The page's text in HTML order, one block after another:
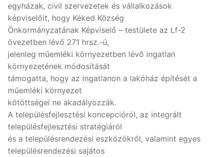
egyházak, civil szervezetek és vállalkozások
képviselőit, hogy Kéked Község
Önkormányzatának Képviselő – testülete az Lf-2
övezetben lévő 271 hrsz.-ú,
jelenleg műemléki környezetben lévő ingatlan
környezetének módosítását
támogatta, hogy az ingatlanon a lakóház építését a
műemléki környezet
kötöttségei ne akadályozzák.
A településfejlesztési koncepcióról, az integrált
településfejlesztési stratégiáról
és a településrendezési eszközökről, valamint egyes
településrendezési sajátos